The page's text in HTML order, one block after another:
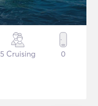
5 Cruising 0